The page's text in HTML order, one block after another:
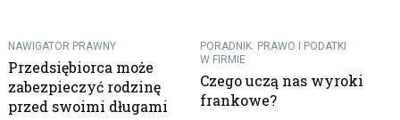
NAWIGATOR PRAWNY
Przedsiębiorca może
zabezpieczyć rodzinę
przed swoimi długami
PORADNIK: PRAWO I PODATKI
W FIRMIE
Czego uczą nas wyroki
frankowe?